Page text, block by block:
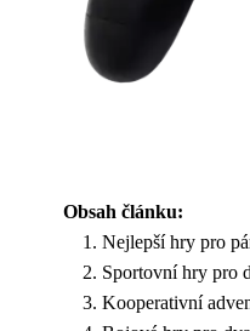
Obsah článku:
Nejlepší hry pro
Sportovní hry pro
Kooperativní